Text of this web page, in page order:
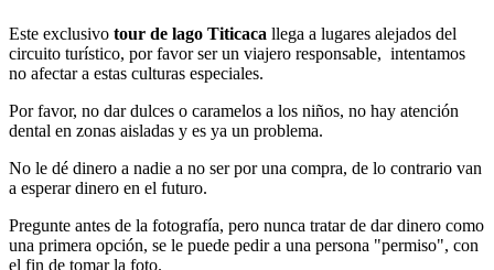
Este exclusivo tour de lago Titicaca llega a lugares alejados del
circuito turístico, por favor ser un viajero responsable, intentamos
no afectar a estas culturas especiales.
Por favor, no dar dulces o caramelos a los niños, no hay atención
dental en zonas aisladas y es ya un problema.
No le dé dinero a nadie a no ser por una compra, de lo contrario van
a esperar dinero en el futuro.
Pregunte antes de la fotografía, pero nunca tratar de dar dinero como
una primera opción, se le puede pedir a una persona "permiso", con
el fin de tomar la foto.